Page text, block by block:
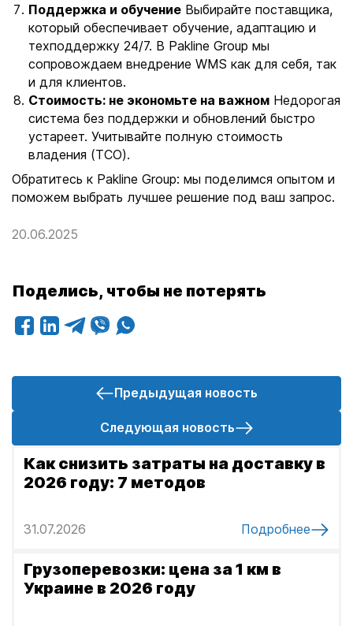
Поддержка и обучениеВыбирайте поставщика,
который обеспечивает обучение, адаптацию и
техподдержку 24/7. В Pakline Group мы
сопровождаем внедрение WMS как для себя, так
и для клиентов.
Стоимость: не экономьте на важномНедорогая
система без поддержки и обновлений быстро
устареет. Учитывайте полную стоимость
владения (TCO).
Обратитесь к Pakline Group: мы поделимся опытом и
поможем выбрать лучшее решение под ваш запрос.
20.06.2025
Поделись, чтобы не потерять
Предыдущая новость
Следующая новость
ДКак снизить затраты на доставку в
2026 году: 7 методов
31.07.2026 Подробнее
Грузоперевозки: цена за 1 км в
Украине в 2026 году